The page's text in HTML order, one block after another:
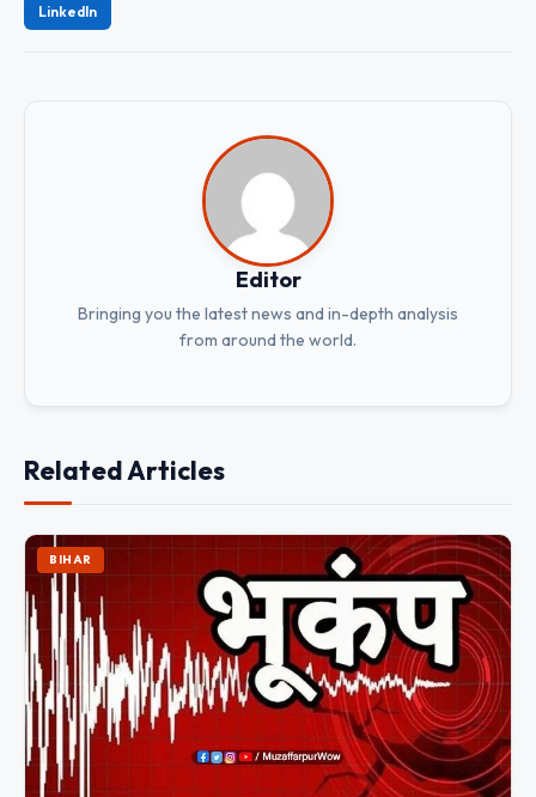
LinkedIn
Editor
Bringing you the latest news and in-depth analysis
from around the world.
Related Articles
BIHAR